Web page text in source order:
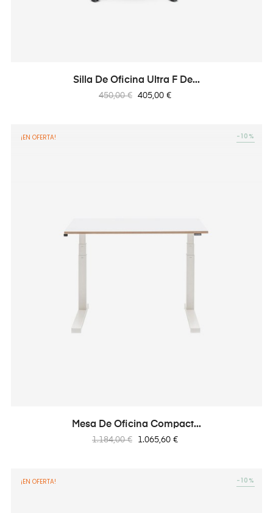
Silla De Oficina Ultra F De...
Precio
450,00 € Precio
405,00 €
¡EN OFERTA!
Mesa De Oficina Compact...
Precio
1.184,00 €
-10%
Precio
1.065,60 €
¡EN OFERTA! -10%